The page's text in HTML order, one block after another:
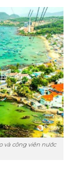
và công viên nước